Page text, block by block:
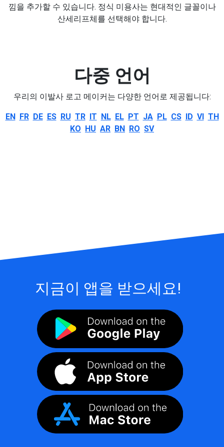
낌을 추가할 수 있습니다. 정식 미용사는 현대적인 글꼴이나
산세리프체를 선택해야 합니다.
다중 언어
우리의 이발사 로고 메이커는 다양한 언어로 제공됩니다:
EN FR DE ES RU TR IT NL EL PT JA PL CS ID VI TH
KO HU AR BN RO SV
지금이 앱을 받으세요!